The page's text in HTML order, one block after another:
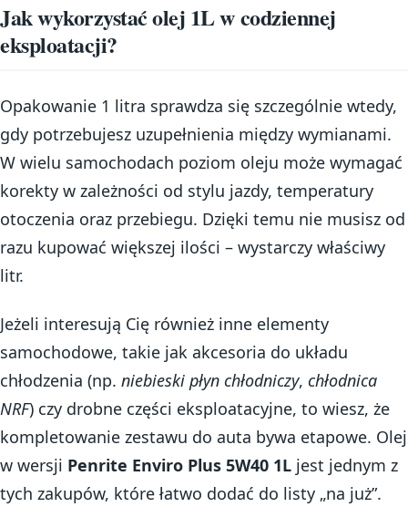
Jak wykorzystać olej 1L w codziennej
eksploatacji?
Opakowanie 1 litra sprawdza się szczególnie wtedy,
gdy potrzebujesz uzupełnienia między wymianami.
W wielu samochodach poziom oleju może wymagać
korekty w zależności od stylu jazdy, temperatury
otoczenia oraz przebiegu. Dzięki temu nie musisz od
razu kupować większej ilości – wystarczy właściwy
litr.
Jeżeli interesują Cię również inne elementy
samochodowe, takie jak akcesoria do układu
chłodzenia (np. niebieski płyn chłodniczy, chłodnica
NRF) czy drobne części eksploatacyjne, to wiesz, że
kompletowanie zestawu do auta bywa etapowe. Olej
w wersji Penrite Enviro Plus 5W40 1L jest jednym z
tych zakupów, które łatwo dodać do listy „na już”.